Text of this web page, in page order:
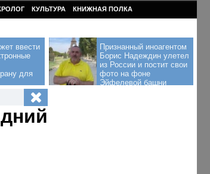
КУЛЬТУРА КНИЖНАЯ ПОЛКА
ввести
для
Признанный иноагентом
Борис Надеждин улетел
из России и постит свои
фото на фоне
Эйфелевой башни